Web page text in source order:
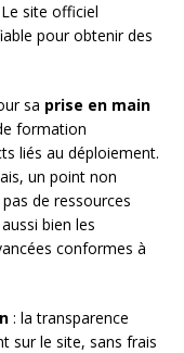
site officiel
pour obtenir des
sa prise en main
formation
liés au déploiement.
un point non
de ressources
bien les
conformes à
: la transparence
sur le site, sans frais